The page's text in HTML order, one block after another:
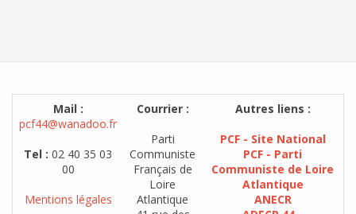
Mail :
pcf44@wanadoo.fr
Tel : 02 40 35 03
00
Mentions légales
Courrier :
Parti
Communiste
Français de
Loire
Atlantique
Autres liens :
PCF - Site National
PCF - Parti
Communiste de Loire
Atlantique
ANECR